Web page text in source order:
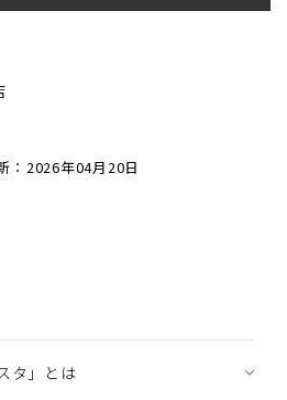
：2026年04月20日
タ」とは